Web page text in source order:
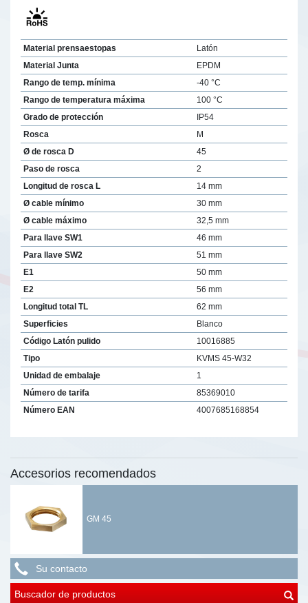
Material prensaestopas
Latón
Material Junta
EPDM
Rango de temp. mínima
-40 °C
Rango de temperatura máxima
100 °C
Grado de protección
IP54
Rosca
M
Ø de rosca D
45
Paso de rosca
2
Longitud de rosca L
14 mm
Ø cable mínimo
30 mm
Ø cable máximo
32,5 mm
Para llave SW1
46 mm
Para llave SW2
51 mm
E1
50 mm
E2
56 mm
Longitud total TL
62 mm
Superficies
Blanco
Código Latón pulido
10016885
Tipo
KVMS 45-W32
Unidad de embalaje
1
Número de tarifa
85369010
Número EAN
4007685168854
Accesorios recomendados
GM 45
Su contacto
Buscador de productos